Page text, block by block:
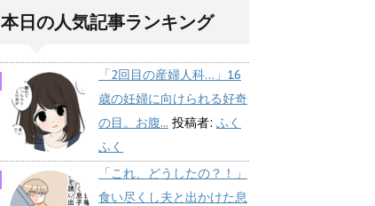
本日の人気記事ランキング
「2回目の産婦人科…」16
歳の妊婦に向けられる好奇
の目。お腹... 投稿者: ふく
ふく
「これ、どうしたの？！」
食い尽くし夫と出かけた息